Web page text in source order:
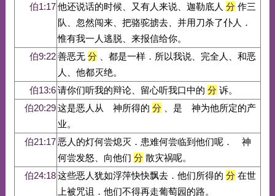
伯1:17他还说话的时候、又有人来说、迦勒底人 分作三
队、忽然闯来、把骆驼掳去、并用刀杀了仆人．
惟有我一人逃脱、来报信给你。
伯9:22善恶无 分、都是一样．所以我说、完全人、和恶
人、他都灭绝。
伯13:6请你们听我的辩论、留心听我口中的 分诉。
伯20:29这是恶人从 神所得的 分、是 神为他所定的产
业。
伯21:17恶人的灯何尝熄灭．患难何尝临到他们呢． 神
何尝发怒、向他们 分散灾祸呢。
伯24:18这些恶人犹如浮萍快快飘去．他们所得的 分在世
上被咒诅．他们不得再走葡萄园的路。